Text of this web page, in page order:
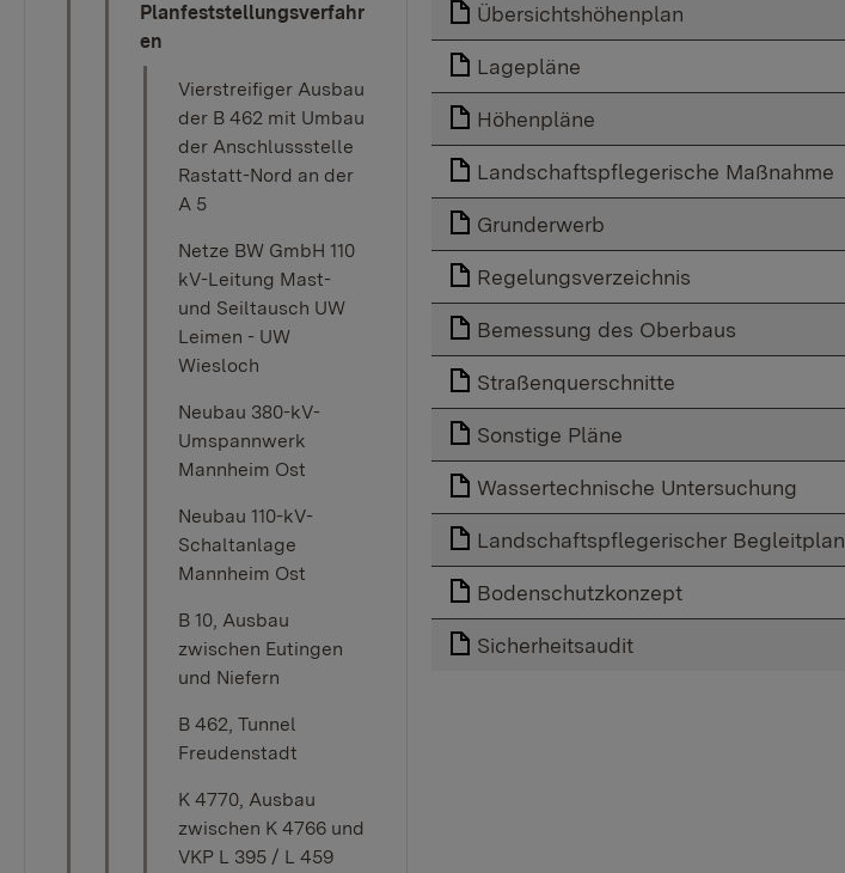
Planfeststellungsverfahr
en
Vierstreifiger Ausbau
der B 462 mit Umbau
der Anschlussstelle
Rastatt-Nord an der
A 5
Netze BW GmbH 110
kV-Leitung Mast-
und Seiltausch UW
Leimen - UW
Wiesloch
Neubau 380-kV-
Umspannwerk
Mannheim Ost
Neubau 110-kV-
Schaltanlage
Mannheim Ost
B 10, Ausbau
zwischen Eutingen
und Niefern
B 462, Tunnel
Freudenstadt
K 4770, Ausbau
zwischen K 4766 und
VKP L 395 / L 459
Übersichtshöhenplan
Lagepläne
Höhenpläne
Landschaftspflegerische Maßnahme
Grunderwerb
Regelungsverzeichnis
Bemessung des Oberbaus
Straßenquerschnitte
Sonstige Pläne
Wassertechnische Untersuchung
Landschaftspflegerischer Begleitplan
Bodenschutzkonzept
Sicherheitsaudit